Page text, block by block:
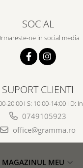
SOCIAL
ne in social media
SUPORT CLIENTI
20:00 I S: 10:00-14:00 I D:
0749105923
office@gramma.ro
MAGAZINUL MEU